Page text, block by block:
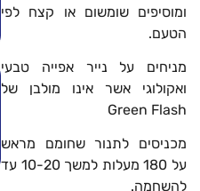
ומוסיפים שומשום או קצח לפי
הטעם.
מניחים על נייר אפייה טבעי
ואקולוגי אשר אינו מולבן של
Green Flash
מכניסים לתנור שחומם מראש
על 180 מעלות למשך 10-20 עד
להשחמה.